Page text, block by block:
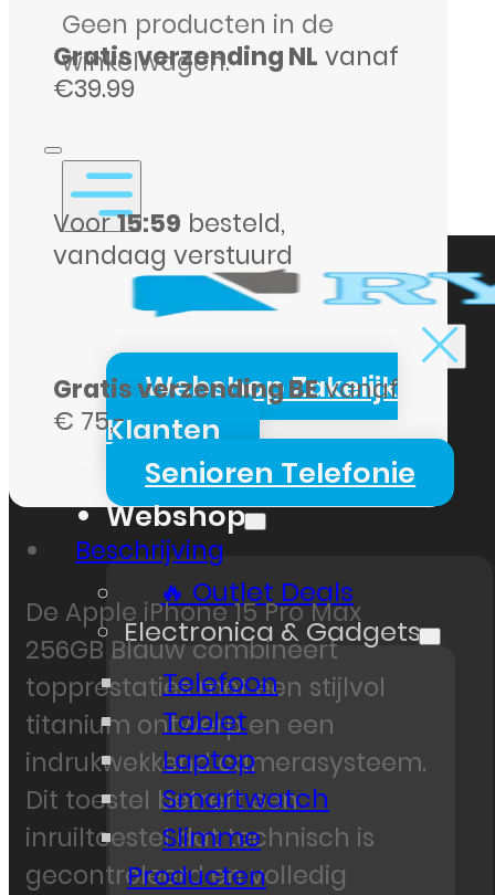
Geen producten in de
winkelwagen.
Webshop Zakelijk
Klanten
Senioren Telefonie
Webshop
🔥 Outlet Deals
Electronica & Gadgets
Telefoon
Tablet
Laptop
Smartwatch
Slimme
Producten
Max
256GB
Inruiltoestel
aantal
Gratis verzending NL vanaf
€39.99
Voor15:59 besteld,
vandaag verstuurd
Gratis verzending BEvanaf
€ 75,-
Beschrijving
De Apple iPhone 15 Pro Max
256GB Blauw combineert
topprestaties met een stijlvol
titanium ontwerp en een
indrukwekkend camerasysteem.
Dit toestel betreft een
inruiltoestel dat technisch is
gecontroleerd en volledig